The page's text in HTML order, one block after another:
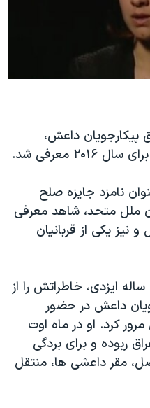
پیکارجویان داعش،
معرفی شد.
نامزد جایزه صلح
ملل متحد، شاهد معرفی
و نیز یکی از قربانیان
نادیا مراد بسی طاها، دختر ۲۳ ساله ایزدی، خاطراتش را از
داعش در حضور
کرد. او در ماه اوت
عراق ربوده و برای بردگی
مقر داعشی ها، منتقل